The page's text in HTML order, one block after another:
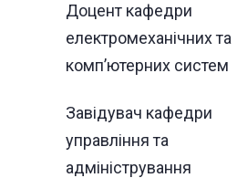
Доцент кафедри
електромеханічних та
комп’ютерних систем
Завідувач кафедри
управління та
адміністрування